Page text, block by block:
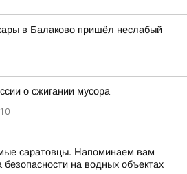
в Балаково пришёл неслабый
о сжигании мусора
саратовцы. Напоминаем вам
безопасности на водных объектах